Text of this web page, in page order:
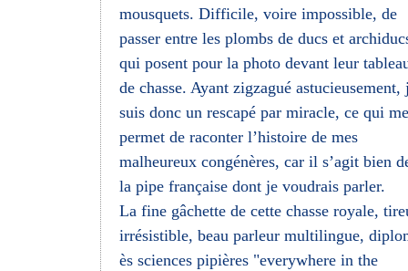
mousquets. Difficile, voire impossible, de
passer entre les plombs de ducs et
qui posent pour la photo devant leur
de chasse. Ayant zigzagué astucieusement,
suis donc un rescapé par miracle, ce qui me
permet de raconter l’histoire de mes
malheureux congénères, car il s’agit bien
la pipe française dont je voudrais parler.
La fine gâchette de cette chasse royale,
irrésistible, beau parleur multilingue,
ès sciences pipières "everywhere in the